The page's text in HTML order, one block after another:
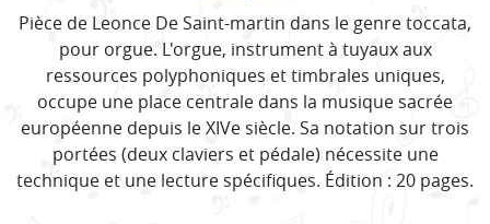
Pièce de Leonce De Saint-martin dans le genre toccata,
pour orgue. L'orgue, instrument à tuyaux aux
ressources polyphoniques et timbrales uniques,
occupe une place centrale dans la musique sacrée
européenne depuis le XIVe siècle. Sa notation sur trois
portées (deux claviers et pédale) nécessite une
technique et une lecture spécifiques. Édition : 20 pages.